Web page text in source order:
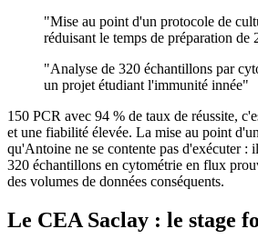
"Mise au point d'un protocole de
réduisant le temps de préparation de
"Analyse de 320 échantillons par
un projet étudiant l'immunité innée"
150 PCR avec 94 % de taux de réussite,
et une fiabilité élevée. La mise au point
qu'Antoine ne se contente pas d'exécuter :
320 échantillons en cytométrie en flux
des volumes de données conséquents.
Le CEA Saclay : le stage